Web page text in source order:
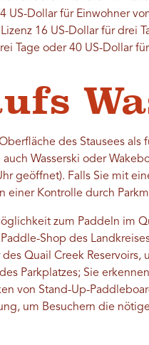
US-Dollar für Einwohner
16 US-Dollar für drei
Tage oder 40 US-Dollar
des Stausees
Wasserski oder
geöffnet). Falls Sie mit
einer Kontrolle durch
zum Paddeln im
Shop des
Quail Creek
Parkplatzes; Sie
von Stand-Up-
um Besuchern die